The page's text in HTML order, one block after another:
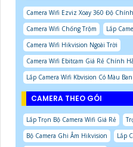
Camera Wifi Ezviz Xoay 360 Độ
Camera Wifi Chống Trộm
Lắp
Camera Wifi Hikvision Ngoài Trời
Camera Wifi Ebitcam Giá Rẻ Chính
Lắp Camera Wifi Kbvision Có Màu
CAMERA THEO GÓI
Lắp Trọn Bộ Camera Wifi Giá Rẻ
Bộ Camera Ghi Âm Hikvision
Lắp